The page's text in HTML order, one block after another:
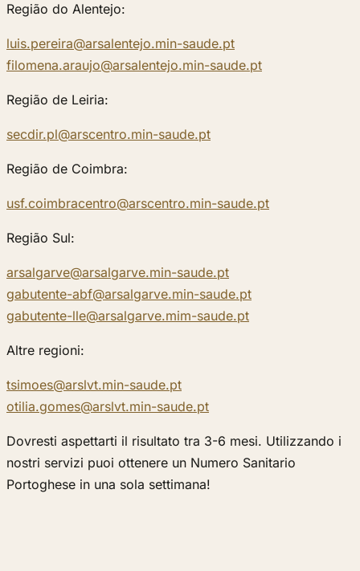
Região do Alentejo:
luis.pereira@arsalentejo.min-saude.pt
filomena.araujo@arsalentejo.min-saude.pt
Região de Leiria:
secdir.pl@arscentro.min-saude.pt
Região de Coimbra:
usf.coimbracentro@arscentro.min-saude.pt
Região Sul:
arsalgarve@arsalgarve.min-saude.pt
gabutente-abf@arsalgarve.min-saude.pt
gabutente-lle@arsalgarve.mim-saude.pt
Altre regioni:
tsimoes@arslvt.min-saude.pt
otilia.gomes@arslvt.min-saude.pt
Dovresti aspettarti il risultato tra 3-6 mesi. Utilizzando i
nostri servizi puoi ottenere un Numero Sanitario
Portoghese in una sola settimana!